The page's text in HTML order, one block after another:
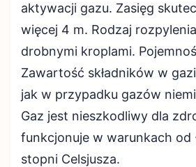
aktywacji gazu. Zasięg
więcej 4 m. Rodzaj
drobnymi kroplami.
Zawartość składników w
jak w przypadku gazów
Gaz jest nieszkodliwy dla
funkcjonuje w warunkach od
stopni Celsjusza.